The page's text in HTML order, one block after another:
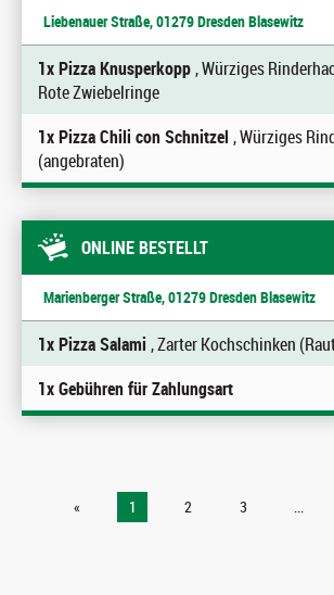
Liebenauer Straße, 01279 Dresden Blasewitz
1x Pizza Knusperkopp, Würziges
Rote Zwiebelringe
1x Pizza Chili con Schnitzel , Würziges
(angebraten)
ONLINE BESTELLT
Marienberger Straße, 01279 Dresden Blasewitz
1x Pizza Salami , Zarter Kochschinken
1x Gebühren für Zahlungsart
« 1 2 3 ...